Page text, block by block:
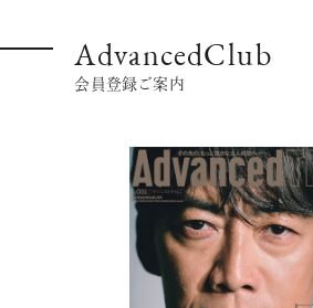
AdvancedClub
会員登録ご案内